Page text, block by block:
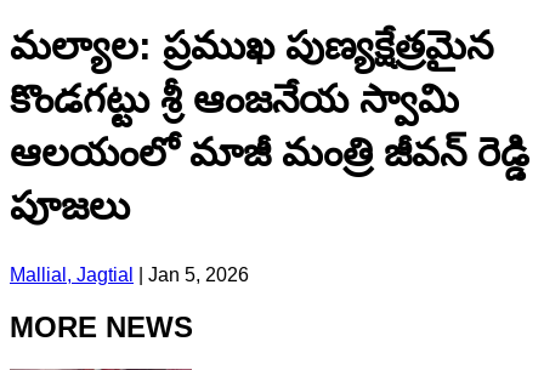
మల్యాల: ప్రముఖ పుణ్యక్షేత్రమైన
కొండగట్టు శ్రీ ఆంజనేయ స్వామి
ఆలయంలో మాజీ మంత్రి జీవన్ రెడ్డి
పూజలు
Mallial, Jagtial Jan 5, 2026
MORE NEWS